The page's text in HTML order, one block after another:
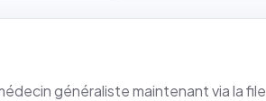
généraliste maintenant via la file